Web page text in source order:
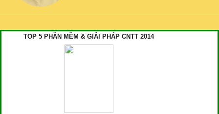
TOP 5 PHẦN MỀM & GIẢI PHÁP CNTT 2014